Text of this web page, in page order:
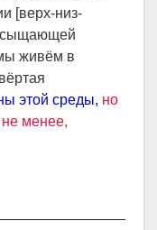
[верх-низ-
живём в
этой среды, но
менее,